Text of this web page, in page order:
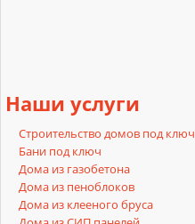
Наши услуги
Строительство домов под ключ
Бани под ключ
Дома из газобетона
Дома из пеноблоков
Дома из клееного бруса